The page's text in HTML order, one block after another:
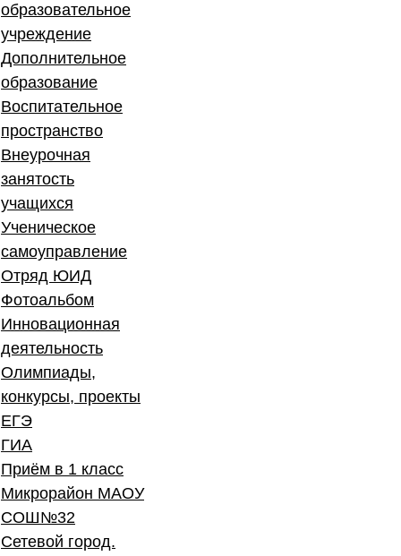
образовательное
учреждение
Дополнительное
образование
Воспитательное
пространство
Внеурочная
занятость
учащихся
Ученическое
самоуправление
Отряд ЮИД
Фотоальбом
Инновационная
деятельность
Олимпиады,
конкурсы, проекты
ЕГЭ
ГИА
Приём в 1 класс
Микрорайон МАОУ
СОШ№32
Сетевой город.